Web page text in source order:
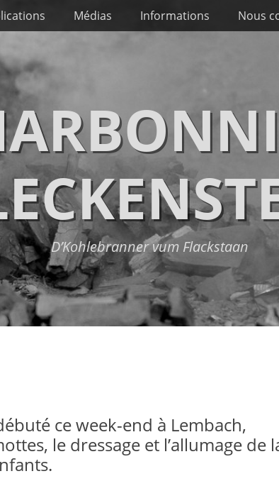
Médias Informations Nous
D’Kohlebranner vum Flackstaan
ce week-end à Lembach,
le dressage et l’allumage de